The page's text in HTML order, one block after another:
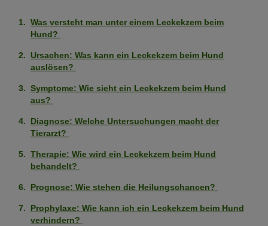
Was versteht man unter einem Leckekzem beim
Hund?
Ursachen: Was kann ein Leckekzem beim Hund
auslösen?
Symptome: Wie sieht ein Leckekzem beim Hund
aus?
Diagnose: Welche Untersuchungen macht der
Tierarzt?
Therapie: Wie wird ein Leckekzem beim Hund
behandelt?
Prognose: Wie stehen die Heilungschancen?
Prophylaxe: Wie kann ich ein Leckekzem beim Hund
verhindern?